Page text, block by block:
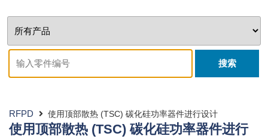
搜索
RFPD 使用顶部散热 (TSC) 碳化硅功率器件进行设计
使用顶部散热 (TSC) 碳化硅功率器件进行